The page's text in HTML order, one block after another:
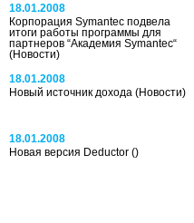
18.01.2008
Корпорация Symantec подвела
итоги работы программы для
партнеров “Академия Symantec“
(Новости)
18.01.2008
Новый источник дохода (Новости)
18.01.2008
Новая версия Deductor ()